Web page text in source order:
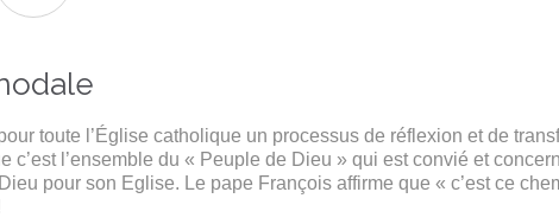
toute l’Église catholique un processus de réflexion et de
l’ensemble du « Peuple de Dieu » qui est convié et
pour son Eglise. Le pape François affirme que « c’est ce